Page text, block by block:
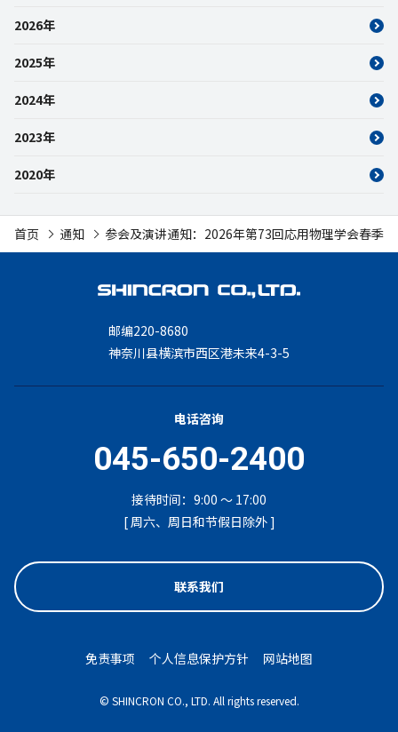
2026年
2025年
2024年
2023年
2020年
首页 通知 参会及演讲通知：2026年第73回応用物理学会春季
邮编220-8680
神奈川县横滨市西区港未来4-3-5
电话咨询
045-650-2400
接待时间：9:00 ～ 17:00
[ 周六、周日和节假日除外 ]
联系我们
免责事项 个人信息保护方针 网站地图
© SHINCRON CO., LTD. All rights reserved.